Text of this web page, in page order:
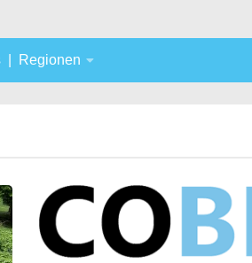
| Regionen